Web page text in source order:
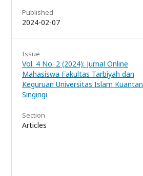
Published
2024-02-07
Issue
Vol. 4 No. 2 (2024): Jurnal Online
Mahasiswa Fakultas Tarbiyah dan
Keguruan Universitas Islam Kuantan
Singingi
Section
Articles